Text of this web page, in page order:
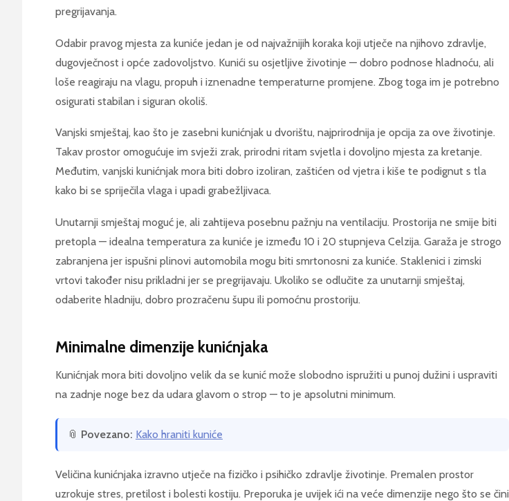
pregrijavanja.
Odabir pravog mjesta za kuniće jedan je od najvažnijih koraka koji utječe na njihovo zdravlje,
dugovječnost i opće zadovoljstvo. Kunići su osjetljive životinje — dobro podnose hladnoću, ali
loše reagiraju na vlagu, propuh i iznenadne temperaturne promjene. Zbog toga im je potrebno
osigurati stabilan i siguran okoliš.
Vanjski smještaj, kao što je zasebni kunićnjak u dvorištu, najprirodnija je opcija za ove životinje.
Takav prostor omogućuje im svježi zrak, prirodni ritam svjetla i dovoljno mjesta za kretanje.
Međutim, vanjski kunićnjak mora biti dobro izoliran, zaštićen od vjetra i kiše te podignut s tla
kako bi se spriječila vlaga i upadi grabežljivaca.
Unutarnji smještaj moguć je, ali zahtijeva posebnu pažnju na ventilaciju. Prostorija ne smije biti
pretopla — idealna temperatura za kuniće je između 10 i 20 stupnjeva Celzija. Garaža je strogo
zabranjena jer ispušni plinovi automobila mogu biti smrtonosni za kuniće. Staklenici i zimski
vrtovi također nisu prikladni jer se pregrijavaju. Ukoliko se odlučite za unutarnji smještaj,
odaberite hladniju, dobro prozračenu šupu ili pomoćnu prostoriju.
Minimalne dimenzije kunićnjaka
Kunićnjak mora biti dovoljno velik da se kunić može slobodno ispružiti u punoj dužini i uspraviti
na zadnje noge bez da udara glavom o strop — to je apsolutni minimum.
📎 Povezano: Kako hraniti kuniće
Veličina kunićnjaka izravno utječe na fizičko i psihičko zdravlje životinje. Premalen prostor
uzrokuje stres, pretilost i bolesti kostiju. Preporuka je uvijek ići na veće dimenzije nego što se čini